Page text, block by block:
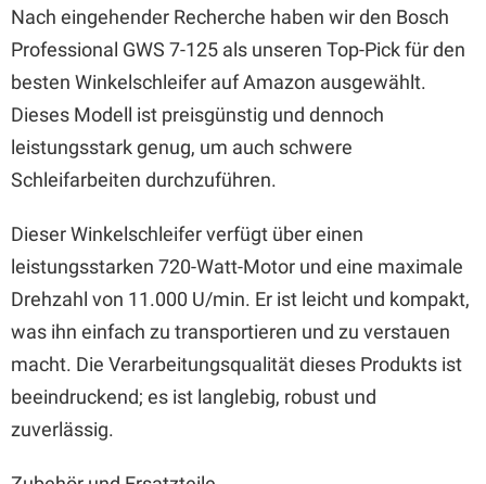
Nach eingehender Recherche haben wir den Bosch
Professional GWS 7-125 als unseren Top-Pick für den
besten Winkelschleifer auf Amazon ausgewählt.
Dieses Modell ist preisgünstig und dennoch
leistungsstark genug, um auch schwere
Schleifarbeiten durchzuführen.
Dieser Winkelschleifer verfügt über einen
leistungsstarken 720-Watt-Motor und eine maximale
Drehzahl von 11.000 U/min. Er ist leicht und kompakt,
was ihn einfach zu transportieren und zu verstauen
macht. Die Verarbeitungsqualität dieses Produkts ist
beeindruckend; es ist langlebig, robust und
zuverlässig.